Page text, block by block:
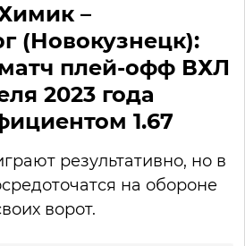
–
(Новокузнецк):
плей-офф ВХЛ
2023 года
1.67
результативно, но в
на обороне
ворот.